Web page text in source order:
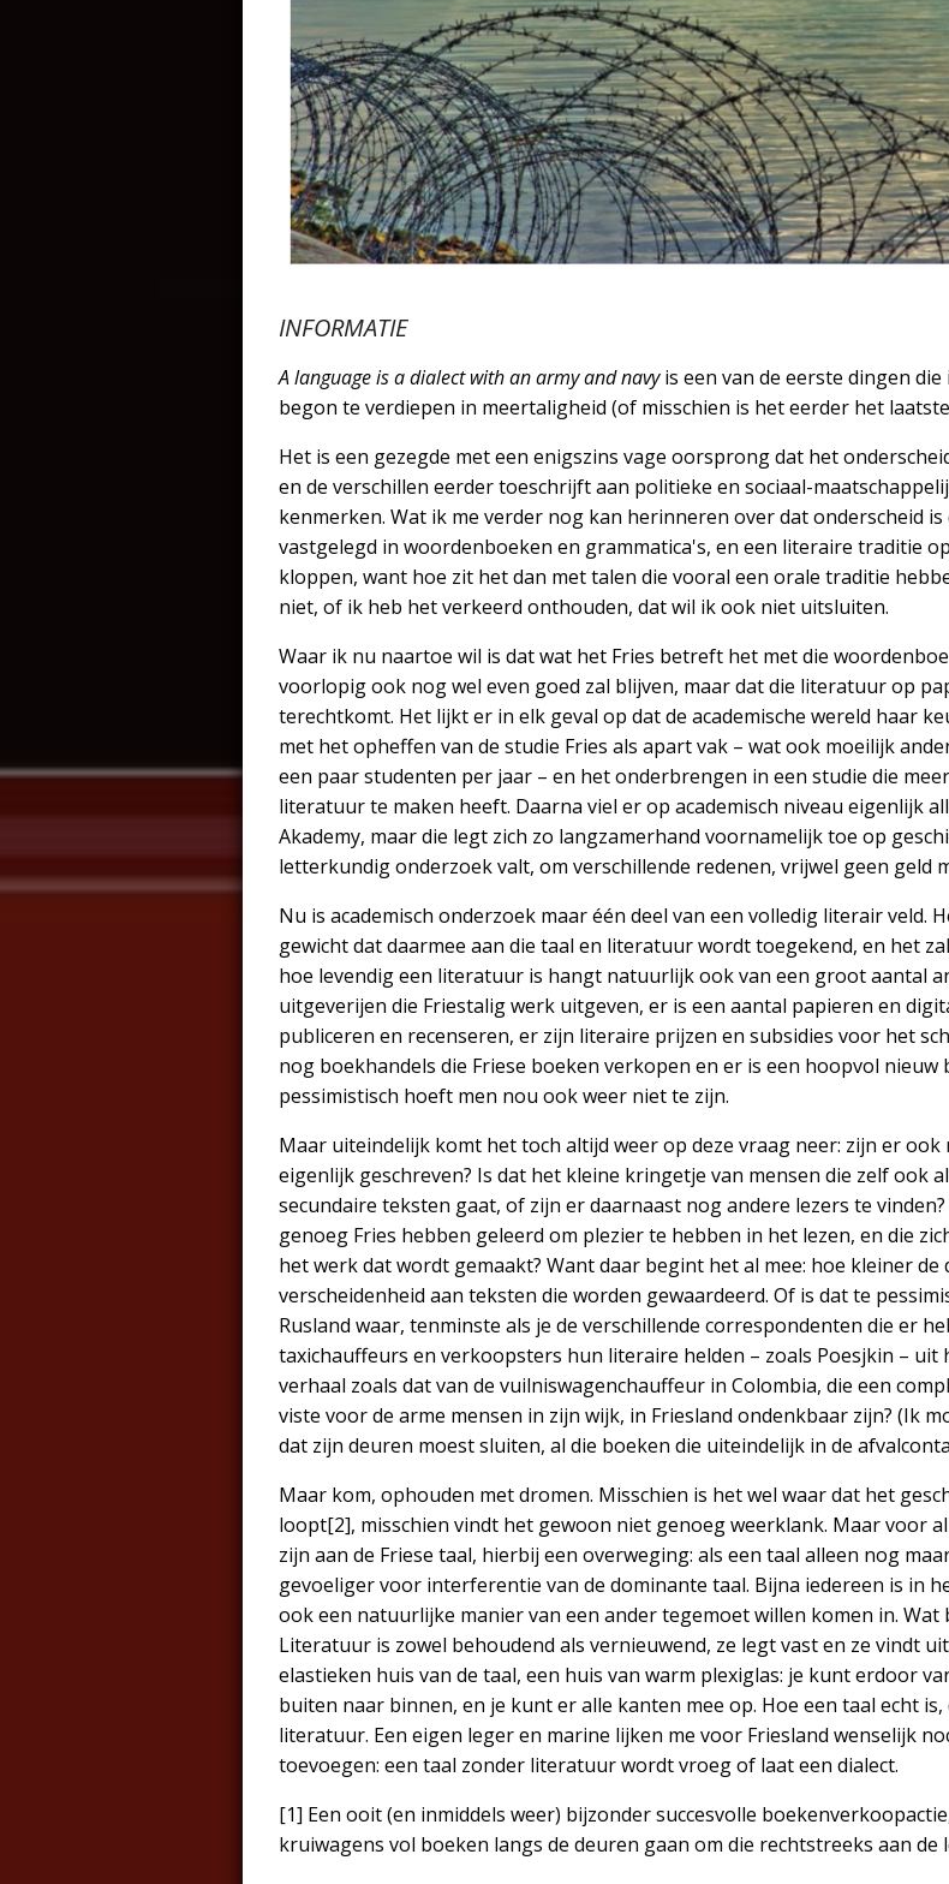
INFORMATIE
A language is a dialect with an army and navyis een van de eerste dingen
begon te verdiepen in meertaligheid (of misschien is het eerder het
Het is een gezegde met een enigszins vage oorsprong dat het
en de verschillen eerder toeschrijft aan politieke en sociaal-
kenmerken. Wat ik me verder nog kan herinneren over dat onderscheid
vastgelegd in woordenboeken en grammatica's, en een literaire traditie
kloppen, want hoe zit het dan met talen die vooral een orale traditie
niet, of ik heb het verkeerd onthouden, dat wil ik ook niet uitsluiten.
Waar ik nu naartoe wil is dat wat het Fries betreft het met die
voorlopig ook nog wel even goed zal blijven, maar dat die literatuur op
terechtkomt. Het lijkt er in elk geval op dat de academische wereld haar
met het opheffen van de studie Fries als apart vak – wat ook moeilijk
een paar studenten per jaar – en het onderbrengen in een studie die
literatuur te maken heeft. Daarna viel er op academisch niveau eigenlijk
Akademy, maar die legt zich zo langzamerhand voornamelijk toe op
letterkundig onderzoek valt, om verschillende redenen, vrijwel geen geld
Nu is academisch onderzoek maar één deel van een volledig literair veld.
gewicht dat daarmee aan die taal en literatuur wordt toegekend, en het
hoe levendig een literatuur is hangt natuurlijk ook van een groot aantal
uitgeverijen die Friestalig werk uitgeven, er is een aantal papieren en
publiceren en recenseren, er zijn literaire prijzen en subsidies voor het
nog boekhandels die Friese boeken verkopen en er is een hoopvol
pessimistisch hoeft men nou ook weer niet te zijn.
Maar uiteindelijk komt het toch altijd weer op deze vraag neer: zijn er
eigenlijk geschreven? Is dat het kleine kringetje van mensen die zelf ook
secundaire teksten gaat, of zijn er daarnaast nog andere lezers te
genoeg Fries hebben geleerd om plezier te hebben in het lezen, en die
het werk dat wordt gemaakt? Want daar begint het al mee: hoe kleiner
verscheidenheid aan teksten die worden gewaardeerd. Of is dat te
Rusland waar, tenminste als je de verschillende correspondenten die er
taxichauffeurs en verkoopsters hun literaire helden – zoals Poesjkin – uit
verhaal zoals dat van de vuilniswagenchauffeur in Colombia, die een
viste voor de arme mensen in zijn wijk, in Friesland ondenkbaar zijn? (Ik
dat zijn deuren moest sluiten, al die boeken die uiteindelijk in de
Maar kom, ophouden met dromen. Misschien is het wel waar dat het
loopt[2], misschien vindt het gewoon niet genoeg weerklank. Maar voor
zijn aan de Friese taal, hierbij een overweging: als een taal alleen nog
gevoeliger voor interferentie van de dominante taal. Bijna iedereen is in
ook een natuurlijke manier van een ander tegemoet willen komen in.
Literatuur is zowel behoudend als vernieuwend, ze legt vast en ze vindt
elastieken huis van de taal, een huis van warm plexiglas: je kunt erdoor
buiten naar binnen, en je kunt er alle kanten mee op. Hoe een taal echt
literatuur. Een eigen leger en marine lijken me voor Friesland wenselijk
toevoegen: een taal zonder literatuur wordt vroeg of laat een dialect.
[1] Een ooit (en inmiddels weer) bijzonder succesvolle
kruiwagens vol boeken langs de deuren gaan om die rechtstreeks aan de